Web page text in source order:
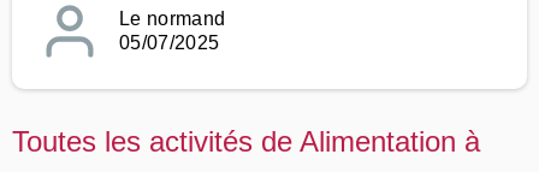
Le normand
05/07/2025
Toutes les activités de Alimentation à